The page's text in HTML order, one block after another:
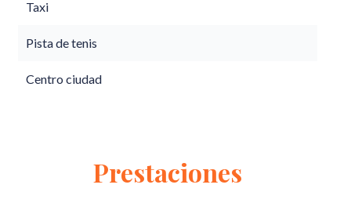
Taxi
Pista de tenis
Centro ciudad
Prestaciones